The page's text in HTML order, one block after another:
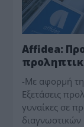
Affidea:
-Με αφορμή
Εξετάσεις
γυναίκες σε